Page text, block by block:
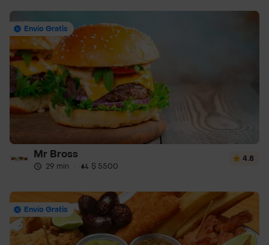
Envío Gratis
Mr Bross
29 min · $ 5500
4.8
Envío Gratis